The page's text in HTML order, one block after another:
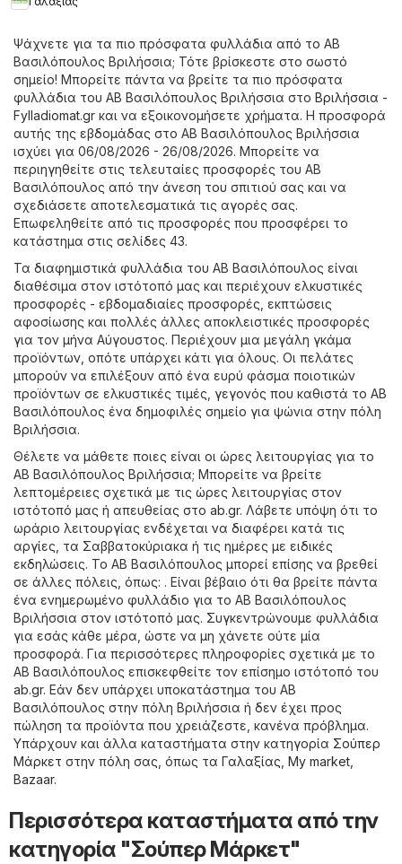
Ψάχνετε για τα πιο πρόσφατα φυλλάδια από το ΑΒ
Βασιλόπουλος Βριλήσσια; Τότε βρίσκεστε στο σωστό
σημείο! Μπορείτε πάντα να βρείτε τα πιο πρόσφατα
φυλλάδια του ΑΒ Βασιλόπουλος Βριλήσσια στο Βριλήσσια -
Fylladiomat.gr και να εξοικονομήσετε χρήματα. Η προσφορά
αυτής της εβδομάδας στο ΑΒ Βασιλόπουλος Βριλήσσια
ισχύει για 06/08/2026 - 26/08/2026. Μπορείτε να
περιηγηθείτε στις τελευταίες προσφορές του ΑΒ
Βασιλόπουλος από την άνεση του σπιτιού σας και να
σχεδιάσετε αποτελεσματικά τις αγορές σας.
Επωφεληθείτε από τις προσφορές που προσφέρει το
κατάστημα στις σελίδες 43.
Τα διαφημιστικά φυλλάδια του ΑΒ Βασιλόπουλος είναι
διαθέσιμα στον ιστότοπό μας και περιέχουν ελκυστικές
προσφορές - εβδομαδιαίες προσφορές, εκπτώσεις
αφοσίωσης και πολλές άλλες αποκλειστικές προσφορές
για τον μήνα Αύγουστος. Περιέχουν μια μεγάλη γκάμα
προϊόντων, οπότε υπάρχει κάτι για όλους. Οι πελάτες
μπορούν να επιλέξουν από ένα ευρύ φάσμα ποιοτικών
προϊόντων σε ελκυστικές τιμές, γεγονός που καθιστά το ΑΒ
Βασιλόπουλος ένα δημοφιλές σημείο για ψώνια στην πόλη
Βριλήσσια.
Θέλετε να μάθετε ποιες είναι οι ώρες λειτουργίας για το
ΑΒ Βασιλόπουλος Βριλήσσια; Μπορείτε να βρείτε
λεπτομέρειες σχετικά με τις ώρες λειτουργίας στον
ιστότοπό μας ή απευθείας στο ab.gr. Λάβετε υπόψη ότι το
ωράριο λειτουργίας ενδέχεται να διαφέρει κατά τις
αργίες, τα Σαββατοκύριακα ή τις ημέρες με ειδικές
εκδηλώσεις. Το ΑΒ Βασιλόπουλος μπορεί επίσης να βρεθεί
σε άλλες πόλεις, όπως: . Είναι βέβαιο ότι θα βρείτε πάντα
ένα ενημερωμένο φυλλάδιο για το ΑΒ Βασιλόπουλος
Βριλήσσια στον ιστότοπό μας. Συγκεντρώνουμε φυλλάδια
για εσάς κάθε μέρα, ώστε να μη χάνετε ούτε μία
προσφορά. Για περισσότερες πληροφορίες σχετικά με το
ΑΒ Βασιλόπουλος επισκεφθείτε τον επίσημο ιστότοπό του
ab.gr. Εάν δεν υπάρχει υποκατάστημα του ΑΒ
Βασιλόπουλος στην πόλη Βριλήσσια ή δεν έχει προς
πώληση τα προϊόντα που χρειάζεστε, κανένα πρόβλημα.
Υπάρχουν και άλλα καταστήματα στην κατηγορία Σούπερ
Μάρκετ στην πόλη σας, όπως τα Γαλαξίας My market
Bazaar.
Περισσότερα καταστήματα από την
κατηγορία "Σούπερ Μάρκετ"